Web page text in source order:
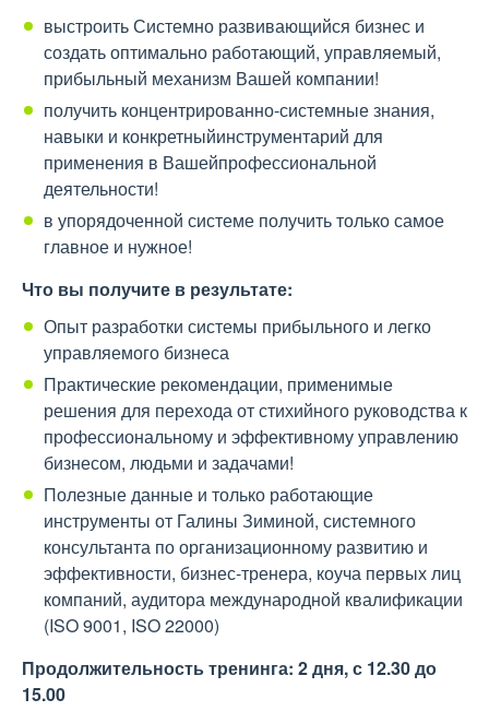
выстроить Системно развивающийся бизнес и
создать оптимально работающий, управляемый,
прибыльный механизм Вашей компании!
получить концентрированно-системные знания,
навыки и конкретныйинструментарий для
применения в Вашейпрофессиональной
деятельности!
в упорядоченной системе получить только самое
главное и нужное!
Что вы получите в результате:
Опыт разработки системы прибыльного и легко
управляемого бизнеса
Практические рекомендации, применимые
решения для перехода от стихийного руководства к
профессиональному и эффективному управлению
бизнесом, людьми и задачами!
Полезные данные и только работающие
инструменты от Галины Зиминой, системного
консультанта по организационному развитию и
эффективности, бизнес-тренера, коуча первых лиц
компаний, аудитора международной квалификации
(ISO 9001, ISO 22000)
Продолжительность тренинга: 2 дня, с 12.30 до
15.00